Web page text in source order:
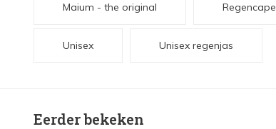
Maium - the original Regencape
Unisex Unisex regenjas
Eerder bekeken